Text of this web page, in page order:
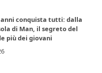
anni conquista tutti: dalla
di Man, il segreto del
più dei giovani